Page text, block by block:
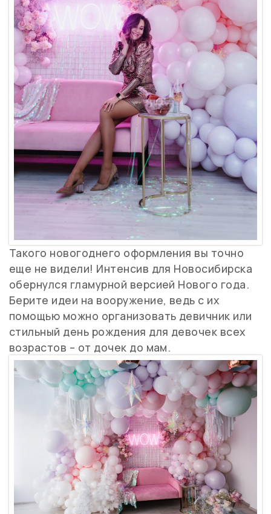
Такого новогоднего оформления вы точно
еще не видели! Интенсив для Новосибирска
обернулся гламурной версией Нового года.
Берите идеи на вооружение, ведь с их
помощью можно организовать девичник или
стильный день рождения для девочек всех
возрастов – от дочек до мам.